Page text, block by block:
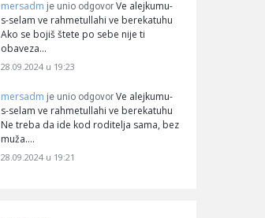
mersadm je unio odgovor Ve alejkumu-
s-selam ve rahmetullahi ve berekatuhu
Ako se bojiš štete po sebe nije ti
obaveza…
28.09.2024 u 19:23
mersadm je unio odgovor Ve alejkumu-
s-selam ve rahmetullahi ve berekatuhu
Ne treba da ide kod roditelja sama, bez
muža.…
28.09.2024 u 19:21